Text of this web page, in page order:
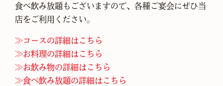
食べ飲み放題もございますので、各種ご宴会にぜひ当
店をご利用ください。
≫コースの詳細はこちら
≫お料理の詳細はこちら
≫お飲み物の詳細はこちら
≫食べ飲み放題の詳細はこちら